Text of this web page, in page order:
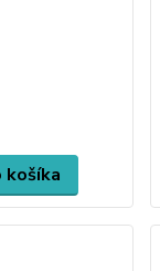
košíka